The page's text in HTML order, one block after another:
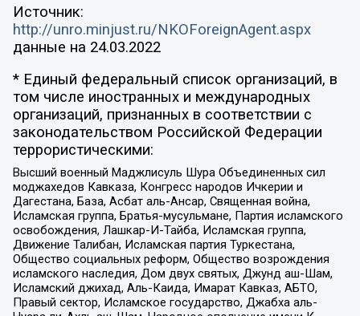
Источник:
http://unro.minjust.ru/NKOForeignAgent.aspx
данные на 24.03.2022
* Единый федеральный список организаций, в
том числе иностранных и международных
организаций, признанных в соответствии с
законодательством Российской Федерации
террористическими:
Высший военный Маджлисуль Шура Объединенных сил
моджахедов Кавказа, Конгресс народов Ичкерии и
Дагестана, База, Асбат аль-Ансар, Священная война,
Исламская группа, Братья-мусульмане, Партия исламского
освобождения, Лашкар-И-Тайба, Исламская группа,
Движение Талибан, Исламская партия Туркестана,
Общество социальных реформ, Общество возрождения
исламского наследия, Дом двух святых, Джунд аш-Шам,
Исламский джихад, Аль-Каида, Имарат Кавказ, АБТО,
Правый сектор, Исламское государство, Джабха аль-